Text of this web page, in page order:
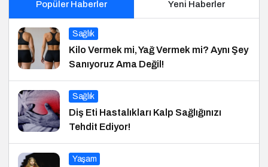
Popüler Haberler Yeni Haberler
Sağlık
Kilo Vermek mi, Yağ Vermek mi? Aynı Şey
Sanıyoruz Ama Değil!
Sağlık
Diş Eti Hastalıkları Kalp Sağlığınızı
Tehdit Ediyor!
Yaşam